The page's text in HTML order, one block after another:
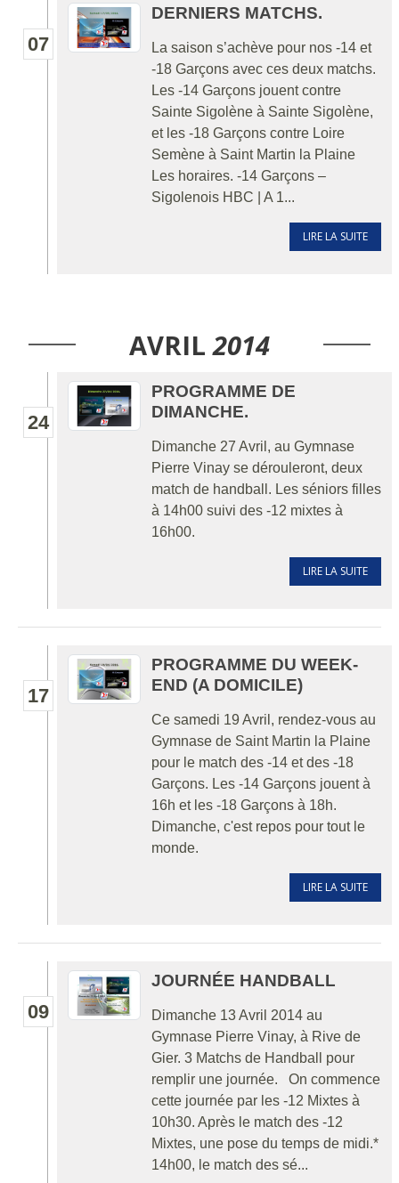
07
DERNIERS MATCHS.
La saison s’achève pour nos -14 et
-18 Garçons avec ces deux matchs.
Les -14 Garçons jouent contre
Sainte Sigolène à Sainte Sigolène,
et les -18 Garçons contre Loire
Semène à Saint Martin la Plaine
Les horaires. -14 Garçons –
Sigolenois HBC | A 1...
LIRE LA SUITE
AVRIL 2014
24
PROGRAMME DE
DIMANCHE.
Dimanche 27 Avril, au Gymnase
Pierre Vinay se dérouleront, deux
match de handball. Les séniors filles
à 14h00 suivi des -12 mixtes à
16h00.
LIRE LA SUITE
17
PROGRAMME DU WEEK-
END (A DOMICILE)
Ce samedi 19 Avril, rendez-vous au
Gymnase de Saint Martin la Plaine
pour le match des -14 et des -18
Garçons. Les -14 Garçons jouent à
16h et les -18 Garçons à 18h.
Dimanche, c'est repos pour tout le
monde.
LIRE LA SUITE
09
JOURNÉE HANDBALL
Dimanche 13 Avril 2014 au
Gymnase Pierre Vinay, à Rive de
Gier. 3 Matchs de Handball pour
remplir une journée. On commence
cette journée par les -12 Mixtes à
10h30. Après le match des -12
Mixtes, une pose du temps de midi.*
14h00, le match des sé...